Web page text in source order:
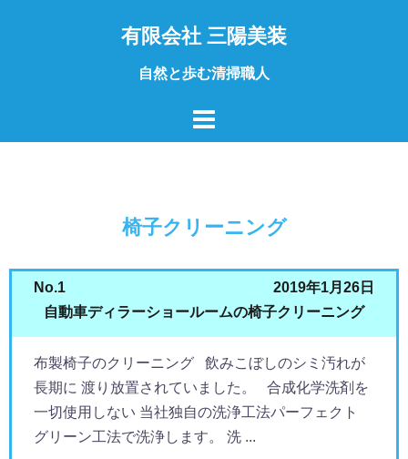
有限会社 三陽美装
自然と歩む清掃職人
椅子クリーニング
No.1
2019年1月26日
自動車ディラーショールームの椅子クリーニング
布製椅子のクリーニング 飲みこぼしのシミ汚れが
長期に 渡り放置されていました。 合成化学洗剤を
一切使用しない 当社独自の洗浄工法パーフェクト
グリーン工法で洗浄します。 洗 ...